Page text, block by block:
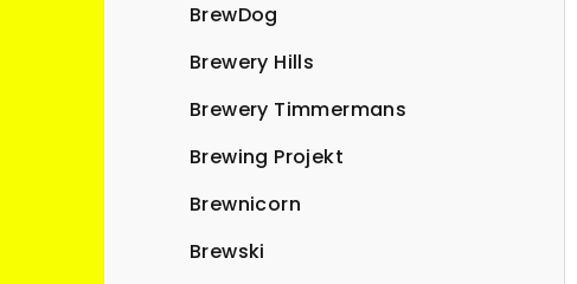
BrewDog
Brewery Hills
Brewery Timmermans
Brewing Projekt
Brewnicorn
Brewski